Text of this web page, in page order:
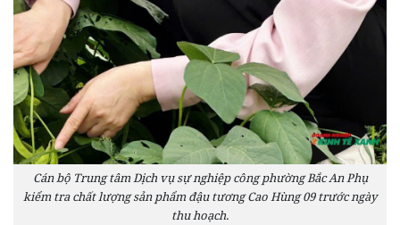
Cán bộ Trung tâm Dịch vụ sự nghiệp công phường Bắc An Phụ
kiểm tra chất lượng sản phẩm đậu tương Cao Hùng 09 trước ngày
thu hoạch.